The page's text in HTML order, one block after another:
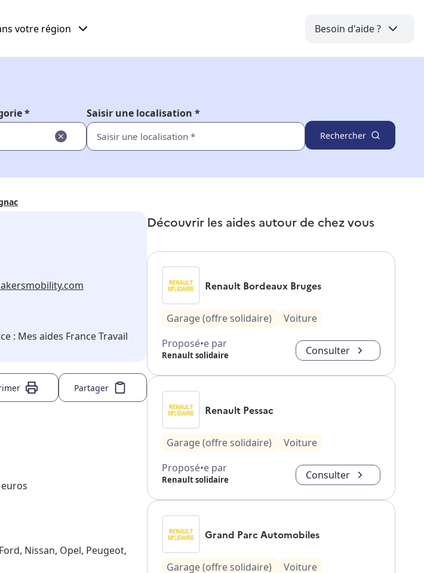
votre région Besoin d'aide ?
* Saisir une localisation *
Rechercher
: Mes aides France Travail
Partager
Nissan, Opel, Peugeot,
Découvrir les aides autour de chez vous
Renault Bordeaux Bruges
Garage (offre solidaire)
Voiture
Proposé•e par
Renault solidaire Consulter
Renault Pessac
Garage (offre solidaire)
Voiture
Proposé•e par
Renault solidaire Consulter
Grand Parc Automobiles
Garage (offre solidaire)
Voiture